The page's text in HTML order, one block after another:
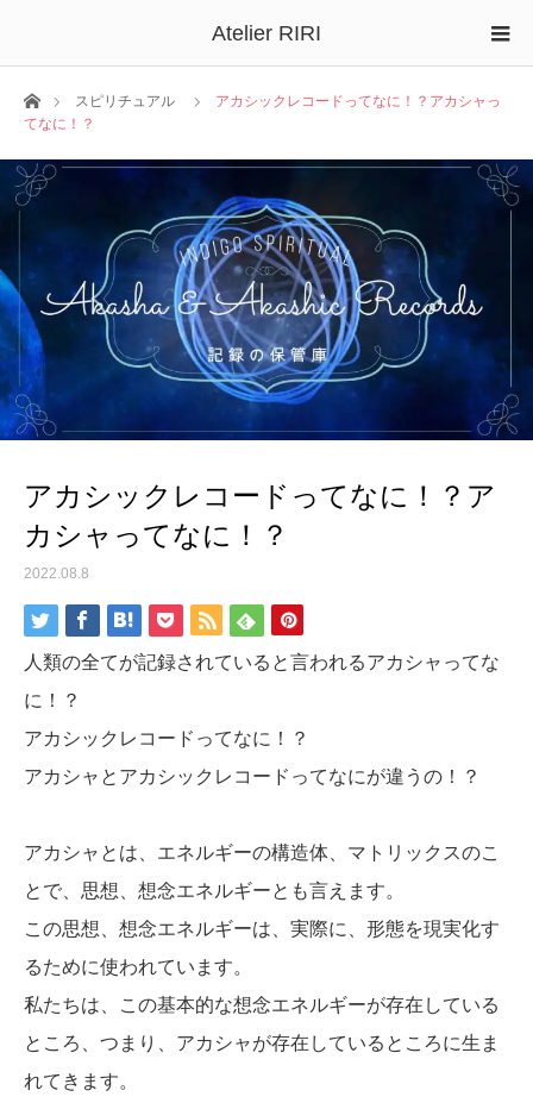
Atelier RIRI
ホームスピリチュアル
アカシックレコードってなに！？アカシャっ
てなに！？
アカシックレコードってなに！？ア
カシャってなに！？
2022.08.8
人類の全てが記録されていると言われるアカシャってな
に！？
アカシックレコードってなに！？
アカシャとアカシックレコードってなにが違うの！？
アカシャとは、エネルギーの構造体、マトリックスのこ
とで、思想、想念エネルギーとも言えます。
この思想、想念エネルギーは、実際に、形態を現実化す
るために使われています。
私たちは、この基本的な想念エネルギーが存在している
ところ、つまり、アカシャが存在しているところに生ま
れてきます。